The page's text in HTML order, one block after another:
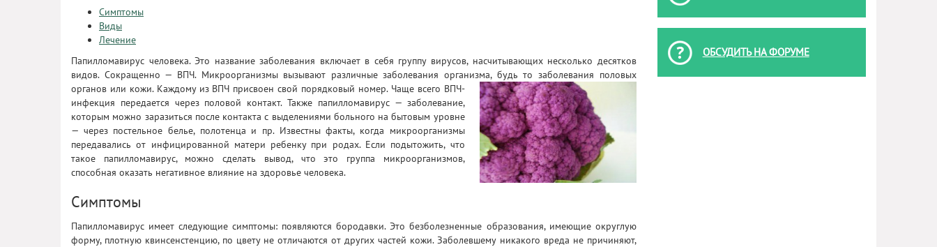
Симптомы
Виды
Лечение
Папилломавирус человека. Это название заболевания включает в себя группу вирусов, насчитывающих несколько десятков
видов. Сокращенно — ВПЧ. Микроорганизмы вызывают различные заболевания организма, будь то заболевания половых
органов или кожи. Каждому из ВПЧ присвоен свой порядковый номер. Чаще всего ВПЧ-
инфекция передается через половой контакт. Также папилломавирус — заболевание,
которым можно заразиться после контакта с выделениями больного на бытовым уровне
— через постельное белье, полотенца и пр. Известны факты, когда микроорганизмы
передавались от инфицированной матери ребенку при родах. Если подытожить, что
такое папилломавирус, можно сделать вывод, что это группа микроорганизмов,
способная оказать негативное влияние на здоровье человека.
Симптомы
Папилломавирус имеет следующие симптомы: появляются бородавки. Это безболезненные образования, имеющие округлую
форму, плотную квинсенстенцию, по цвету не отличаются от других частей кожи. Заболевшему никакого вреда не причиняют,
ОБСУДИТЬ НА ФОРУМЕ